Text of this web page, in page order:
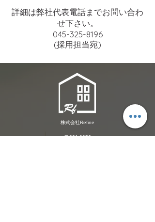
詳細は弊社代表電話までお問い合わ
せ下さい。
045-325-8196
​(採用担当宛)
株式会社Refine
〒221-0056